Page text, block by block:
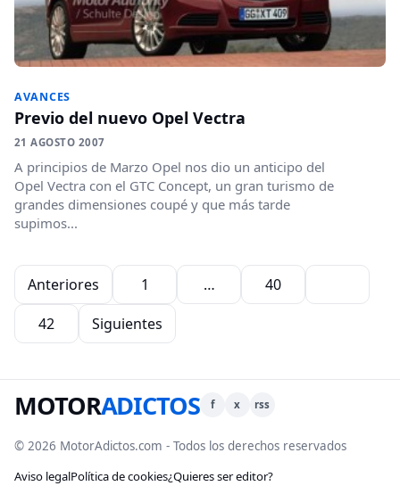
AVANCES
Previo del nuevo Opel Vectra
21 AGOSTO 2007
A principios de Marzo Opel nos dio un anticipo del
Opel Vectra con el GTC Concept, un gran turismo de
grandes dimensiones coupé y que más tarde
supimos...
Paginación de entradas
Anteriores 1 … 40
42
Siguientes
MOTORADICTOS f x rss
© 2026 MotorAdictos.com - Todos los derechos reservados
Aviso legalPolítica de cookies¿Quieres ser editor?